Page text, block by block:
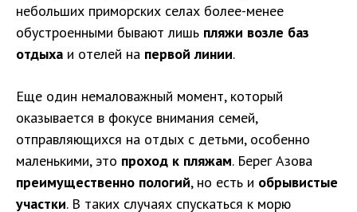
небольших приморских селах более-менее
обустроенными бывают лишь пляжи возле баз
отдыха и отелей на первой линии.
Еще один немаловажный момент, который
оказывается в фокусе внимания семей,
отправляющихся на отдых с детьми, особенно
маленькими, это проход к пляжам. Берег Азова
преимущественно пологий, но есть и обрывистые
участки. В таких случаях спускаться к морю